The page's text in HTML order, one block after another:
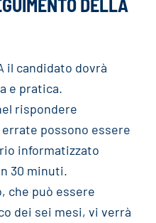
DELLA
il candidato dovrà
e pratica.
rispondere
possono essere
informatizzato
30 minuti.
che può essere
dei sei mesi, vi verrà